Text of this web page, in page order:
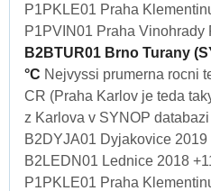
P1PKLE01 Praha
P1PVIN01 Praha Vinohrady
B2BTUR01 Brno Turany
°C Nejvyssi prumerna rocni
CR (Praha Karlov je teda
z Karlova v SYNOP
B2DYJA01 Dyjakovice 2019
B2LEDN01 Lednice 2018
P1PKLE01 Praha